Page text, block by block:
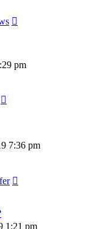
pm
7:36 pm
1:21 pm